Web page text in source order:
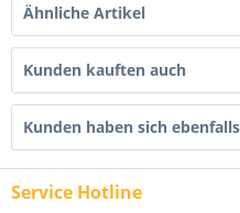
Ähnliche Artikel
Kunden kauften auch
Kunden haben sich
Service Hotline